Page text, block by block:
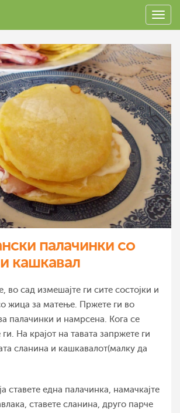
палачинки со
кашкавал
во сад измешајте ги сите состојки и
жица за матење. Пржете ги во
палачинки и намрсена. Кога се
ги. На крајот на тавата запржете ги
сланина и кашкавалот(малку да
ставете една палачинка, намачкајте
ставете сланина, друго парче